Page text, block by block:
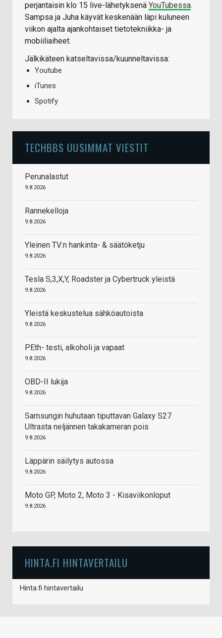
perjantaisin klo 15 live-lähetyksenä YouTubessa.
Sampsa ja Juha käyvät keskenään läpi kuluneen
viikon ajalta ajankohtaiset tietotekniikka- ja
mobiiliaiheet.
Jälkikäteen katseltavissa/kuunneltavissa:
Youtube
iTunes
Spotify
TECHBBS UUSIMMAT VIESTIT
Perunalastut
9.8.2026
Rannekelloja
9.8.2026
Yleinen TV:n hankinta- & säätöketju
9.8.2026
Tesla S,3,X,Y, Roadster ja Cybertruck yleistä
9.8.2026
Yleistä keskustelua sähköautoista
9.8.2026
PEth- testi, alkoholi ja vapaat
9.8.2026
OBD-II lukija
9.8.2026
Samsungin huhutaan tiputtavan Galaxy S27
Ultrasta neljännen takakameran pois
9.8.2026
Läppärin säilytys autossa
9.8.2026
Moto GP, Moto 2, Moto 3 - Kisaviikonloput
9.8.2026
HINTA.FI HINTAVERTAILU
Hinta.fi hintavertailu